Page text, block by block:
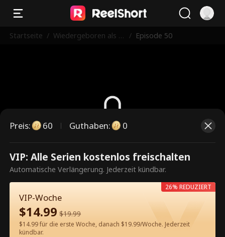
Startseite / Wiedergeboren als di
/ Episode 50
Dies ist eine kostenpflichtige
Episode. Bitte entsperren, um
weiterzusehen.
60Jetzt entsperren
Preis: 60 Guthaben: 0
VIP: Alle Serien kostenlos freischalten
Automatische Verlängerung. Jederzeit kündbar.
VIP-Woche
$14.99 $19.99
$14.99 für die erste Woche, danach $19.99/Woche. Jederzeit
kündbar.
26% REDUZIERT